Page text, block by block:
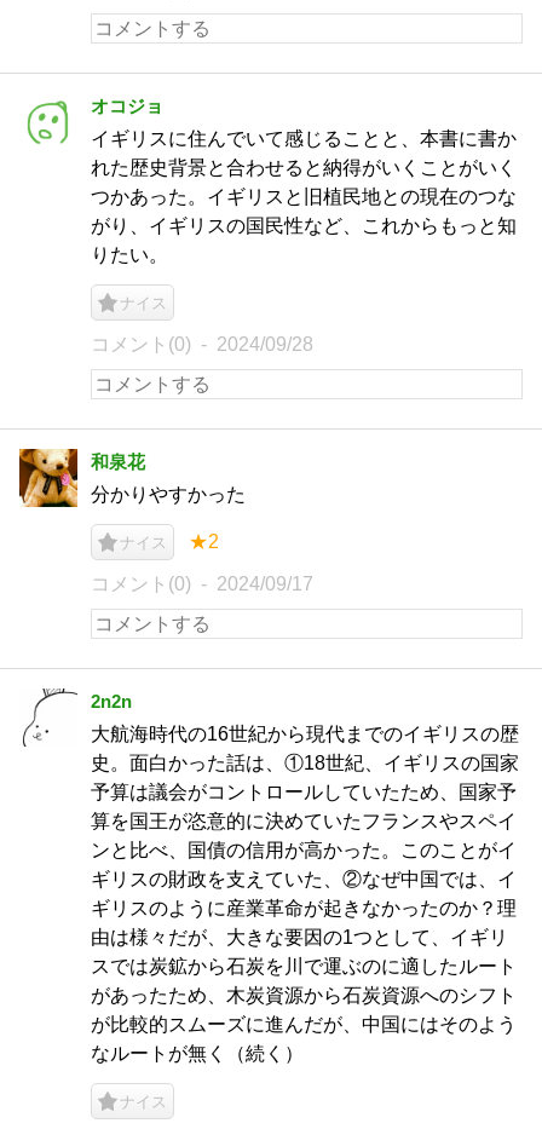
オコジョ
イギリスに住んでいて感じることと、本書に書か
れた歴史背景と合わせると納得がいくことがいく
つかあった。イギリスと旧植民地との現在のつな
がり、イギリスの国民性など、これからもっと知
りたい。
ナイス
コメント(0) 2024/09/28
和泉花
分かりやすかった
ナイス ★2
コメント(0) 2024/09/17
2n2n
大航海時代の16世紀から現代までのイギリスの歴
史。面白かった話は、①18世紀、イギリスの国家
予算は議会がコントロールしていたため、国家予
算を国王が恣意的に決めていたフランスやスペイ
ンと比べ、国債の信用が高かった。このことがイ
ギリスの財政を支えていた、②なぜ中国では、イ
ギリスのように産業革命が起きなかったのか？理
由は様々だが、大きな要因の1つとして、イギリ
スでは炭鉱から石炭を川で運ぶのに適したルート
があったため、木炭資源から石炭資源へのシフト
が比較的スムーズに進んだが、中国にはそのよう
なルートが無く（続く）
ナイス